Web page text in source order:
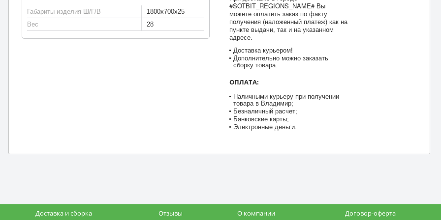
Габариты изделия Ш/Г/В
1800х700х25
Вес
28
#SOTBIT_REGIONS_NAME# Вы
можете оплатить заказ по факту
получения (наложенный платеж) как на
пункте выдачи, так и на указанном
адресе.
Доставка курьером!
Дополнительно можно заказать
сборку товара.
ОПЛАТА:
Наличными курьеру при получении
товара в Владимир;
Безналичный расчет;
Банковские карты;
Электронные деньги.
Доставка и сборка Отзывы О компании Договор-оферта